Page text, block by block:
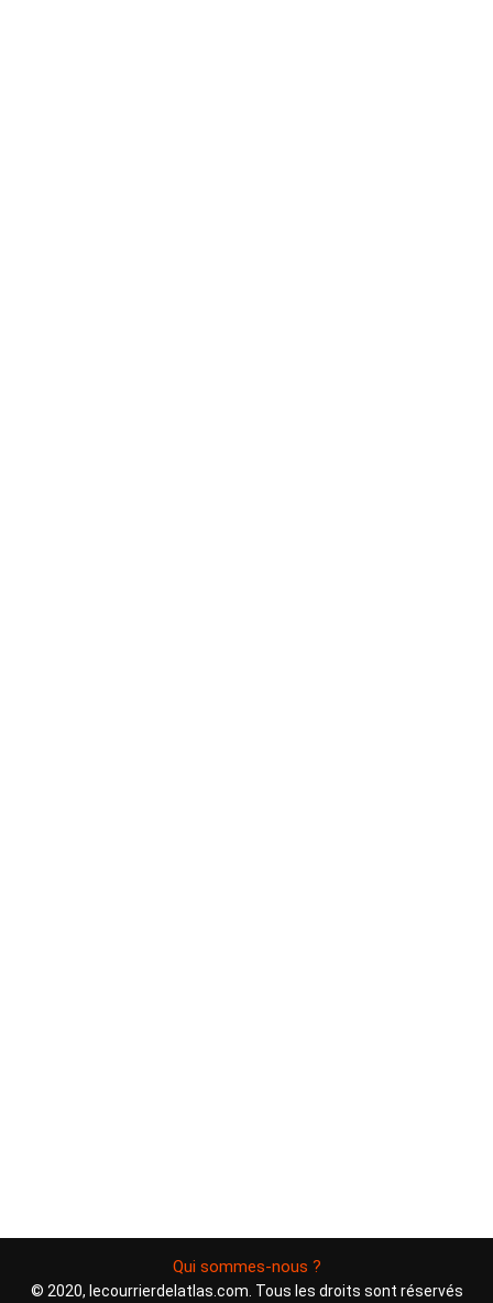
Qui sommes-nous ?
© 2020, lecourrierdelatlas.com. Tous les droits sont réservés